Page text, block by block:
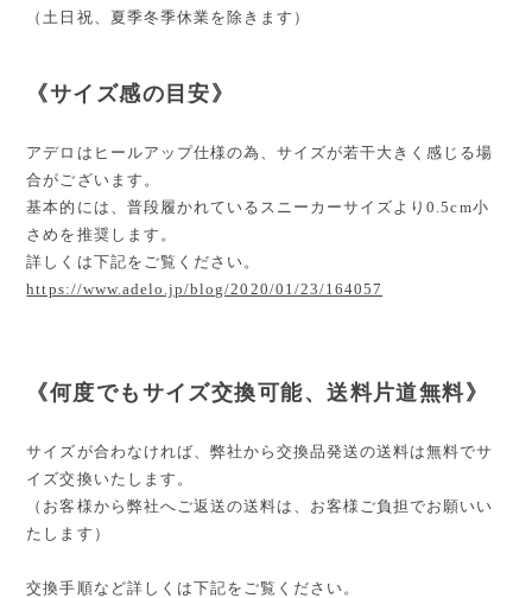
（土日祝、夏季冬季休業を除きます）
《サイズ感の目安》
アデロはヒールアップ仕様の為、サイズが若干大きく感じる場
合がございます。
基本的には、普段履かれているスニーカーサイズより0.5cm小
さめを推奨します。
詳しくは下記をご覧ください。
https://www.adelo.jp/blog/2020/01/23/164057
《何度でもサイズ交換可能、送料片道無料》
サイズが合わなければ、弊社から交換品発送の送料は無料でサ
イズ交換いたします。
（お客様から弊社へご返送の送料は、お客様ご負担でお願いい
たします）
交換手順など詳しくは下記をご覧ください。